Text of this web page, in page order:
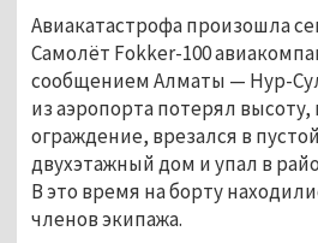
Авиакатастрофа произошла
Самолёт Fokker-100
сообщением Алматы — Нур-
из аэропорта потерял
ограждение, врезался в
двухэтажный дом и упал в
В это время на борту
членов экипажа.